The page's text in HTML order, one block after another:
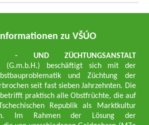
zu VŠÚO
- UND ZÜCHTUNGSANSTALT
(G.m.b.H.) beschäftigt sich mit der
und Züchtung der
seit fast sieben Jahrzehnten. Die
betrifft praktisch alle Obstfrüchte, die auf
Republik als Marktkultur
Im Rahmen der Lösung der